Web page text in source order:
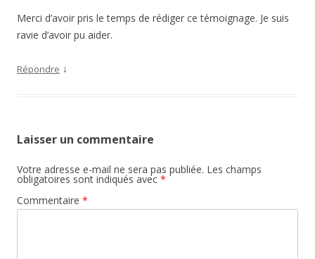
Merci d’avoir pris le temps de rédiger ce témoignage. Je suis
ravie d’avoir pu aider.
Répondre ↓
Laisser un commentaire
Votre adresse e-mail ne sera pas publiée. Les champs
obligatoires sont indiqués avec *
Commentaire *